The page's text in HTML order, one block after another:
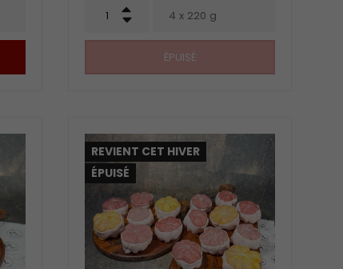
4 x 220 g
-
+
ÉPUISÉ
REVIENT CET HIVER
ÉPUISÉ